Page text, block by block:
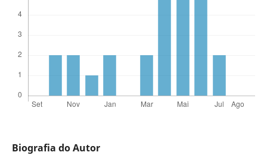
Biografia do Autor